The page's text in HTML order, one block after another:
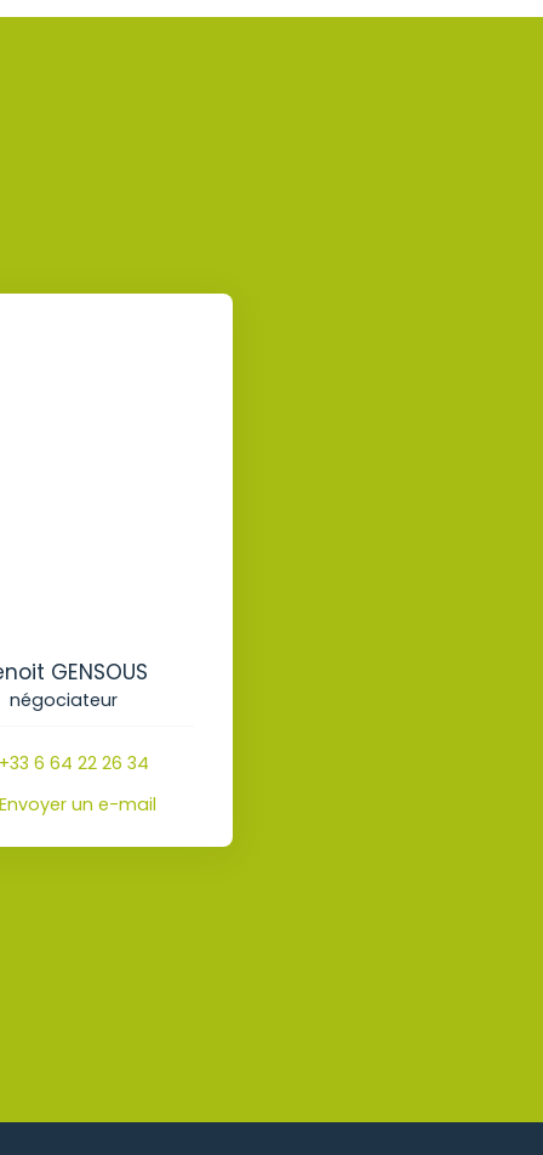
GENSOUS
négociateur
+33 6 64 22 26 34
Envoyer un e-mail